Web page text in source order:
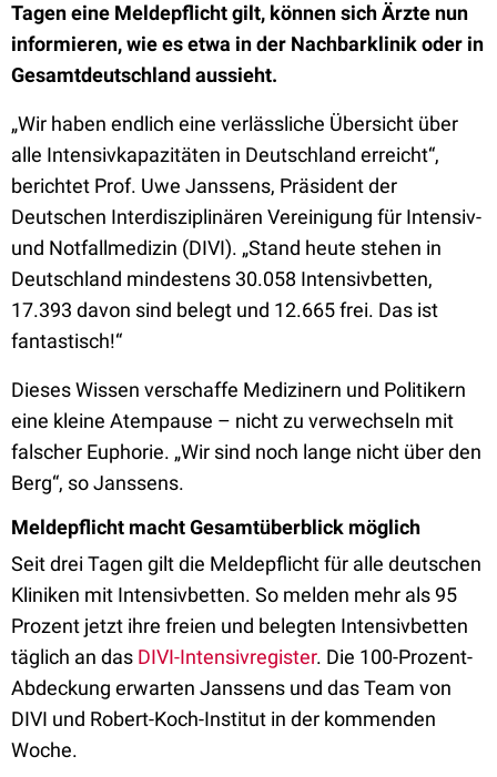
Tagen eine Meldepflicht gilt, können sich Ärzte nun
informieren, wie es etwa in der Nachbarklinik oder in
Gesamtdeutschland aussieht.
„Wir haben endlich eine verlässliche Übersicht über
alle Intensivkapazitäten in Deutschland erreicht“,
berichtet Prof. Uwe Janssens, Präsident der
Deutschen Interdisziplinären Vereinigung für Intensiv-
und Notfallmedizin (DIVI). „Stand heute stehen in
Deutschland mindestens 30.058 Intensivbetten,
17.393 davon sind belegt und 12.665 frei. Das ist
fantastisch!“
Dieses Wissen verschaffe Medizinern und Politikern
eine kleine Atempause – nicht zu verwechseln mit
falscher Euphorie. „Wir sind noch lange nicht über den
Berg“, so Janssens.
Meldepflicht macht Gesamtüberblick möglich
Seit drei Tagen gilt die Meldepflicht für alle deutschen
Kliniken mit Intensivbetten. So melden mehr als 95
Prozent jetzt ihre freien und belegten Intensivbetten
täglich an das DIVI-Intensivregister. Die 100-Prozent-
Abdeckung erwarten Janssens und das Team von
DIVI und Robert-Koch-Institut in der kommenden
Woche.